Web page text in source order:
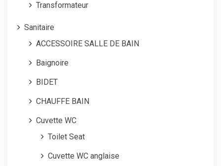
Transformateur
Sanitaire
ACCESSOIRE SALLE DE BAIN
Baignoire
BIDET
CHAUFFE BAIN
Cuvette WC
Toilet Seat
Cuvette WC anglaise